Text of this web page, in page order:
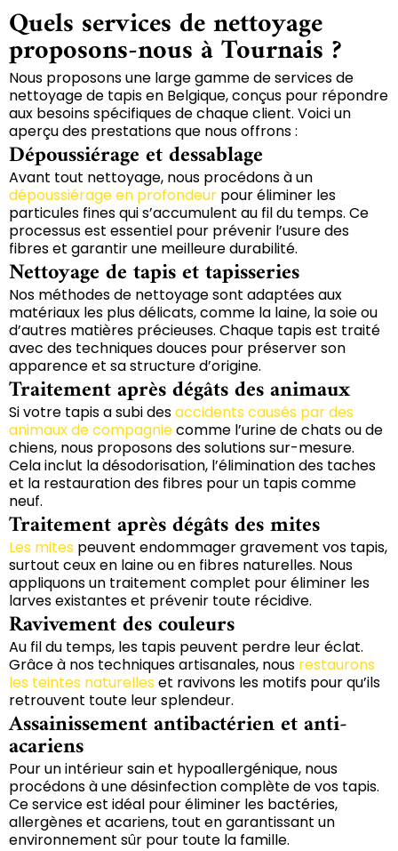
Quels services de nettoyage
proposons-nous à Tournais ?
Nous proposons une large gamme de services de
nettoyage de tapis en Belgique, conçus pour répondre
aux besoins spécifiques de chaque client. Voici un
aperçu des prestations que nous offrons :
Dépoussiérage et dessablage
Avant tout nettoyage, nous procédons à un
dépoussiérage en profondeur pour éliminer les
particules fines qui s’accumulent au fil du temps. Ce
processus est essentiel pour prévenir l’usure des
fibres et garantir une meilleure durabilité.
Nettoyage de tapis et tapisseries
Nos méthodes de nettoyage sont adaptées aux
matériaux les plus délicats, comme la laine, la soie ou
d’autres matières précieuses. Chaque tapis est traité
avec des techniques douces pour préserver son
apparence et sa structure d’origine.
Traitement après dégâts des animaux
Si votre tapis a subi desaccidents causés par des
animaux de compagniecomme l’urine de chats ou de
chiens, nous proposons des solutions sur-mesure.
Cela inclut la désodorisation, l’élimination des taches
et la restauration des fibres pour un tapis comme
neuf.
Traitement après dégâts des mites
Les mites peuvent endommager gravement vos tapis,
surtout ceux en laine ou en fibres naturelles. Nous
appliquons un traitement complet pour éliminer les
larves existantes et prévenir toute récidive.
Ravivement des couleurs
Au fil du temps, les tapis peuvent perdre leur éclat.
Grâce à nos techniques artisanales, nous restaurons
les teintes naturelles et ravivons les motifs pour qu’ils
retrouvent toute leur splendeur.
Assainissement antibactérien et anti-
acariens
Pour un intérieur sain et hypoallergénique, nous
procédons à une désinfection complète de vos tapis.
Ce service est idéal pour éliminer les bactéries,
allergènes et acariens, tout en garantissant un
environnement sûr pour toute la famille.